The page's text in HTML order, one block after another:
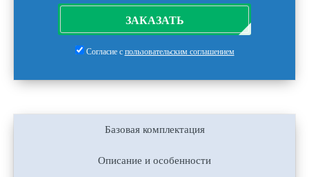
ЗАКАЗАТЬ
Согласие с пользовательским соглашением
Базовая комплектация
Описание и особенности